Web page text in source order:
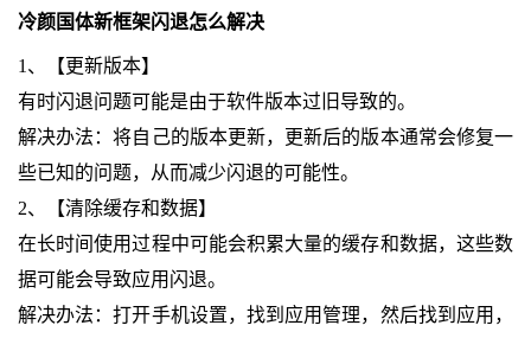
冷颜国体新框架闪退怎么解决
1、【更新版本】
有时闪退问题可能是由于软件版本过旧导致的。
解决办法：将自己的版本更新，更新后的版本通常会修复一
些已知的问题，从而减少闪退的可能性。
2、【清除缓存和数据】
在长时间使用过程中可能会积累大量的缓存和数据，这些数
据可能会导致应用闪退。
解决办法：打开手机设置，找到应用管理，然后找到应用，